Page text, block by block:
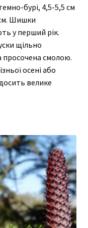
бурі, 4,5-5,5 см
Шишки
у перший рік.
щільно
просочена смолою.
осені або
велике